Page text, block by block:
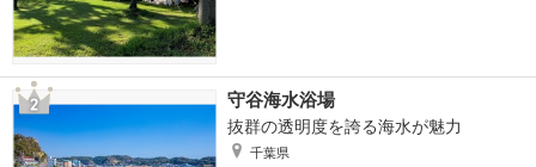
守谷海水浴場
抜群の透明度を誇る海水が魅力
千葉県